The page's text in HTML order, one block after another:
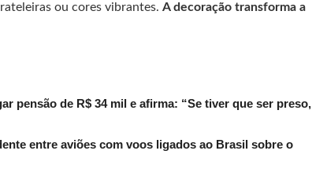
ou cores vibrantes. A decoração transforma a
pensão de R$ 34 mil e afirma: “Se tiver que ser preso,
entre aviões com voos ligados ao Brasil sobre o